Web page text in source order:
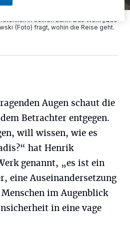
in seinen Bann: Das Werk „Quo
(Foto) fragt, wohin die Reise geht.
Augen schaut die
Betrachter entgegen.
will wissen, wie es
hat Henrik
genannt, „es ist ein
eine Auseinandersetzung
im Augenblick
in eine vage